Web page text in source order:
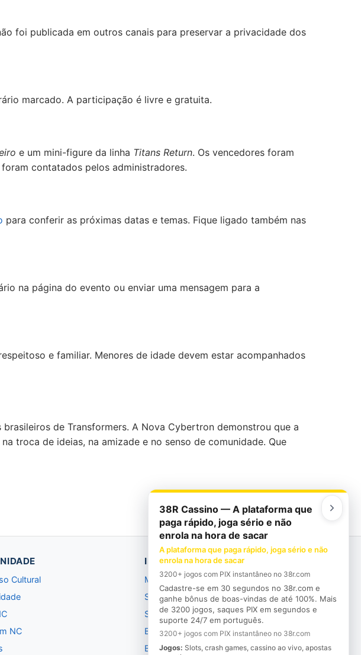
foi publicada em outros canais para preservar a privacidade dos
marcado. A participação é livre e gratuita.
e um mini-figure da linha Titans Return. Os vencedores foram
contatados pelos administradores.
para conferir as próximas datas e temas. Fique ligado também nas
na página do evento ou enviar uma mensagem para a
e familiar. Menores de idade devem estar acompanhados
de Transformers. A Nova Cybertron demonstrou que a
troca de ideias, na amizade e no senso de comunidade. Que
Cultural
NC
INSTITUCIONAL
Manifesto
Seja bem-vindo
Saudade
Busão
Barão
38R Cassino — A plataforma que
paga rápido, joga sério e não
enrola na hora de sacar
A plataforma que paga rápido, joga sério e não
enrola na hora de sacar
3200+ jogos com PIX instantâneo no 38r.com
Cadastre-se em 30 segundos no 38r.com e
ganhe bônus de boas-vindas de até 100%. Mais
de 3200 jogos, saques PIX em segundos e
suporte 24/7 em português.
3200+ jogos com PIX instantâneo no 38r.com
Jogos: Slots, crash games, cassino ao vivo, apostas